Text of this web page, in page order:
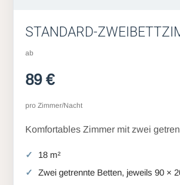
STANDARD-
ab
89 €
pro Zimmer/Nacht
Komfortables Zimmer mit zwei
18 m²
Zwei getrennte Betten, jeweils 90 ×